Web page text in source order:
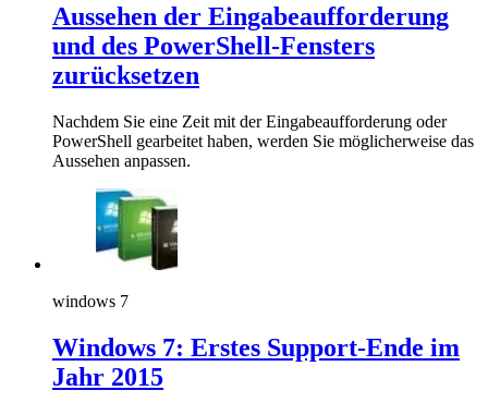
Aussehen der Eingabeaufforderung
und des PowerShell-Fensters
zurücksetzen
Nachdem Sie eine Zeit mit der Eingabeaufforderung oder
PowerShell gearbeitet haben, werden Sie möglicherweise das
Aussehen anpassen.
windows 7
Windows 7: Erstes Support-Ende im
Jahr 2015